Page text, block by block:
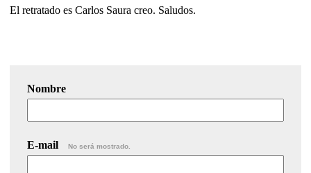
El retratado es Carlos Saura creo. Saludos.
Nombre
E-mail No será mostrado.